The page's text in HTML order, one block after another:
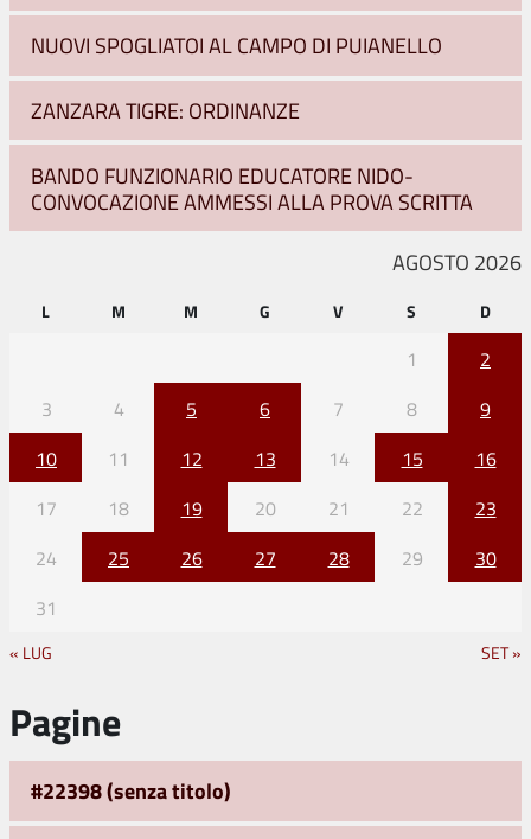
NUOVI SPOGLIATOI AL CAMPO DI PUIANELLO
ZANZARA TIGRE: ORDINANZE
BANDO FUNZIONARIO EDUCATORE NIDO-
CONVOCAZIONE AMMESSI ALLA PROVA SCRITTA
AGOSTO 2026
L M M G V S D
1
2
3
4 5 6 7 8
9
10
11 12 13 14 15
16
17
18 19 20 21 22
23
24
25 26 27 28 29
30
31
« LUG SET »
Pagine
#22398 (senza titolo)